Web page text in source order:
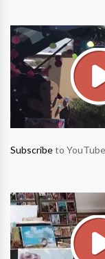
Subscribeto